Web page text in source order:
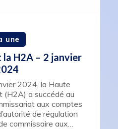
une
la H2A – 2 janvier
2024, la Haute
(H2A) a succédé au
aux comptes
de régulation
commissaire aux…